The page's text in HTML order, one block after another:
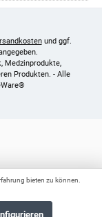
und ggf.
Medzinprodukte,
Produkten. - Alle
bieten zu können.